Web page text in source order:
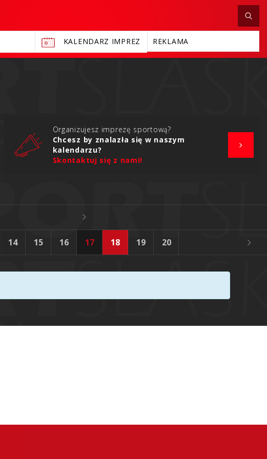
KALENDARZ IMPREZ REKLAMA
Organizujesz imprezę sportową?
Chcesz by znalazła się w naszym
kalendarzu?
Skontaktuj się z nami!
14 15 16 17 18 19 20 23